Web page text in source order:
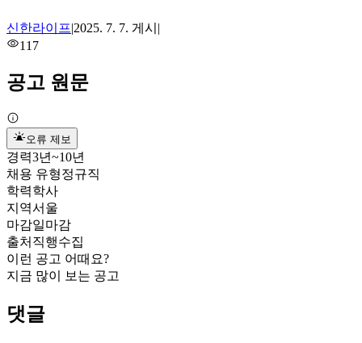
신한라이프|2025. 7. 7. 게시 |
117
공고 원문
오류 제보
경력3년~10년
채용 유형정규직
학력학사
지역서울
마감일마감
출처 직행수집
이런 공고 어때요?
지금 많이 보는 공고
댓글